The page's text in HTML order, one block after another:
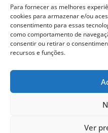
Para fornecer as melhores
cookies para armazenar e/ou
consentimento para essas
como comportamento de
consentir ou retirar o
recursos e funções.
Ver
Guarani - CEP:
E-mail:
Website:
2026